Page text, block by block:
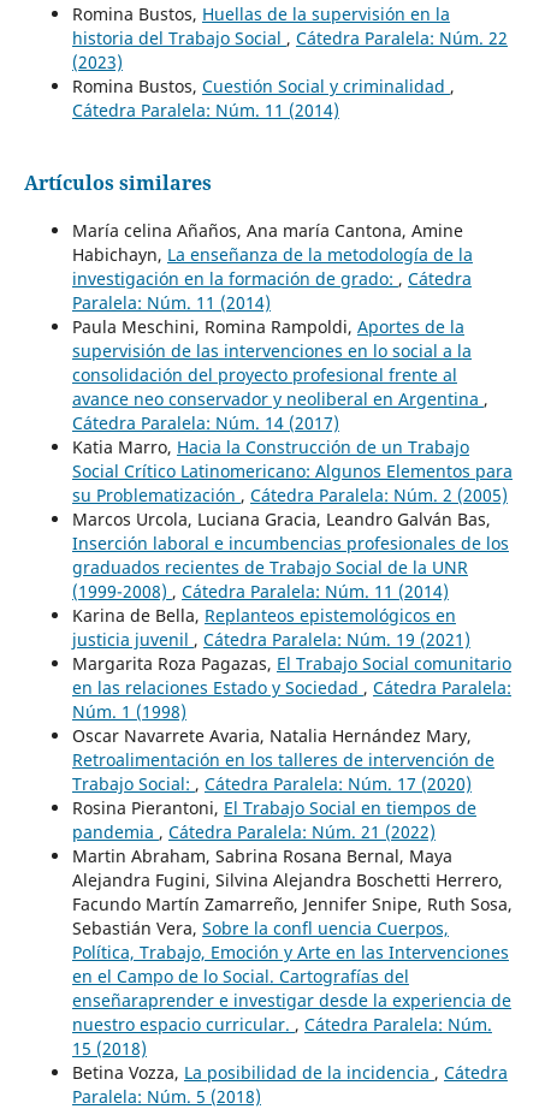
Romina Bustos, Huellas de la supervisión en la
historia del Trabajo Social , Cátedra Paralela: Núm. 22
(2023)
Romina Bustos, Cuestión Social y criminalidad ,
Cátedra Paralela: Núm. 11 (2014)
Artículos similares
María celina Añaños, Ana maría Cantona, Amine
Habichayn, La enseñanza de la metodología de la
investigación en la formación de grado: , Cátedra
Paralela: Núm. 11 (2014)
Paula Meschini, Romina Rampoldi, Aportes de la
supervisión de las intervenciones en lo social a la
consolidación del proyecto profesional frente al
avance neo conservador y neoliberal en Argentina ,
Cátedra Paralela: Núm. 14 (2017)
Katia Marro, Hacia la Construcción de un Trabajo
Social Crítico Latinomericano: Algunos Elementos para
su Problematización , Cátedra Paralela: Núm. 2 (2005)
Marcos Urcola, Luciana Gracia, Leandro Galván Bas,
Inserción laboral e incumbencias profesionales de los
graduados recientes de Trabajo Social de la UNR
(1999-2008) , Cátedra Paralela: Núm. 11 (2014)
Karina de Bella, Replanteos epistemológicos en
justicia juvenil , Cátedra Paralela: Núm. 19 (2021)
Margarita Roza Pagazas, El Trabajo Social comunitario
en las relaciones Estado y Sociedad , Cátedra Paralela:
Núm. 1 (1998)
Oscar Navarrete Avaria, Natalia Hernández Mary,
Retroalimentación en los talleres de intervención de
Trabajo Social: , Cátedra Paralela: Núm. 17 (2020)
Rosina Pierantoni, El Trabajo Social en tiempos de
pandemia , Cátedra Paralela: Núm. 21 (2022)
Martin Abraham, Sabrina Rosana Bernal, Maya
Alejandra Fugini, Silvina Alejandra Boschetti Herrero,
Facundo Martín Zamarreño, Jennifer Snipe, Ruth Sosa,
Sebastián Vera, Sobre la confl uencia Cuerpos,
Política, Trabajo, Emoción y Arte en las Intervenciones
en el Campo de lo Social. Cartografías del
enseñaraprender e investigar desde la experiencia de
nuestro espacio curricular. , Cátedra Paralela: Núm.
15 (2018)
Betina Vozza, La posibilidad de la incidencia , Cátedra
Paralela: Núm. 5 (2018)